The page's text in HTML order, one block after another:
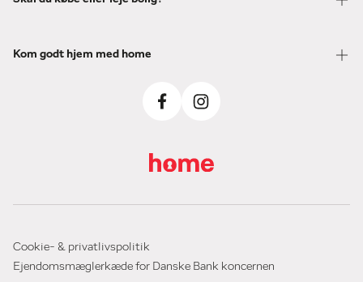
Kom godt hjem med home
Cookie- & privatlivspolitik
Ejendomsmæglerkæde for Danske Bank koncernen